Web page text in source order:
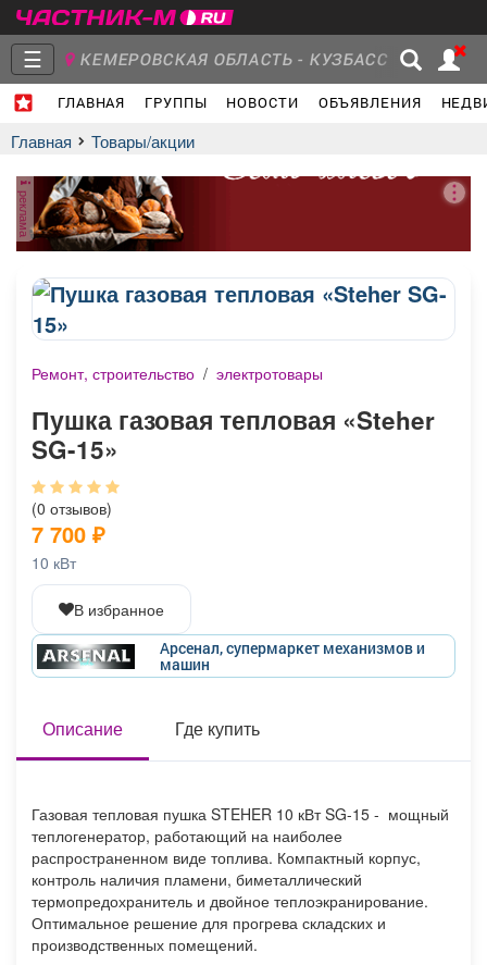
☰ КЕМЕРОВСКАЯ ОБЛАСТЬ - КУЗБАСС
ГЛАВНАЯ ГРУППЫ НОВОСТИ ОБЪЯВЛЕНИЯ
Главная
Объявления Недвижимость Услуги
Работа Транспорт
Афиша
Главная Товары/акции
реклама
Ремонт, строительство / электротовары
Пушка газовая тепловая «Steher
SG-15»
(0 отзывов)
7 700 ₽
10 кВт
В избранное
Арсенал, супермаркет механизмов и
машин
Описание Где купить
Газовая тепловая пушка STEHER 10 кВт SG-15 - мощный
теплогенератор, работающий на наиболее
распространенном виде топлива. Компактный корпус,
контроль наличия пламени, биметаллический
термопредохранитель и двойное теплоэкранирование.
Оптимальное решение для прогрева складских и
производственных помещений.